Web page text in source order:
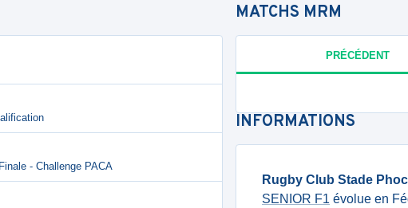
- Challenge PACA
MATCHS MRM
PRÉCÉDENT
INFORMATIONS
Rugby Club Stade
SENIOR F1 évolue en